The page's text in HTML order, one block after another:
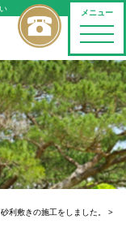
メニュー
toggle
利敷きの施工をしました。
>